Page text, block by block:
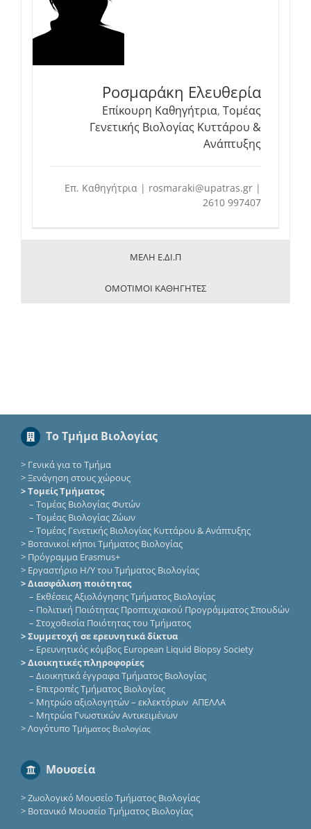
Ροσμαράκη Ελευθερία
Επίκουρη Καθηγήτρια, Τομέας
Γενετικής Βιολογίας Κυττάρου &
Ανάπτυξης
Επ. Καθηγήτρια | rosmaraki@upatras.gr |
2610 997407
ΜΕΛΗ Ε.ΔΙ.Π
ΟΜΟΤΙΜΟΙ ΚΑΘΗΓΗΤΕΣ
Το Τμήμα Βιολογίας
> Γενικά για το Τμήμα
>Ξενάγηση στους χώρους
> Τομείς Τμήματος
– Τομέας Βιολογίας Φυτών
– Τομέας Βιολογίας Ζώων
– Τομέας Γενετικής Βιολογίας Κυττάρου & Ανάπτυξης
> Βοτανικοί κήποι Τμήματος Βιολογίας
> Πρόγραμμα Erasmus+
> Εργαστήριο Η/Υ του Τμήματος Βιολογίας
> Διασφάλιση ποιότητας
– Εκθέσεις Αξιολόγησης Τμήματος Βιολογίας
– Πολιτική Ποιότητας Προπτυχιακού Προγράμματος Σπουδών
– Στοχοθεσία Ποιότητας του Τμήματος
> Συμμετοχή σε ερευνητικά δίκτυα
– Eρευνητικός κόμβος European Liquid Biopsy Society
> Διοικητικές πληροφορίες
– Διοικητικά έγγραφα Τμήματος Βιολογίας
– Επιτροπές Τμήματος Βιολογίας
– Μητρώο αξιολογητών – εκλεκτόρων ΑΠΕΛΛΑ
– Μητρώα Γνωστικών Αντικειμένων
>Λογότυπο Τμήματος Βιολογίας
Μουσεία
>Ζωολογικό Μουσείο Τμήματος Βιολογίας
> Βοτανικό Μουσείο Τμήματος Βιολογίας